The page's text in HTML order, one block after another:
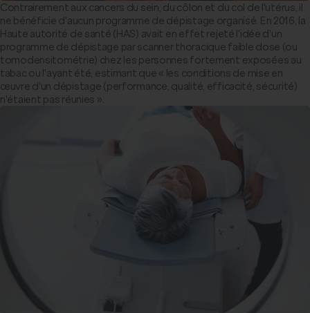
Contrairement aux cancers du sein, du côlon et du col de l'utérus, il
ne bénéficie d'aucun programme de dépistage organisé. En 2016, la
Haute autorité de santé (HAS) avait en effet rejeté l'idée d'un
programme de dépistage par scanner thoracique faible dose (ou
tomodensitométrie) chez les personnes fortement exposées au
tabac ou l'ayant été, estimant que « les conditions de mise en
œuvre d'un dépistage (performance, qualité, efficacité, sécurité)
n'étaient pas réunies ».